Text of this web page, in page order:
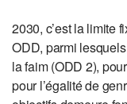
2030, c’est la limite
ODD, parmi
la faim (ODD 2),
pour l’égalité de